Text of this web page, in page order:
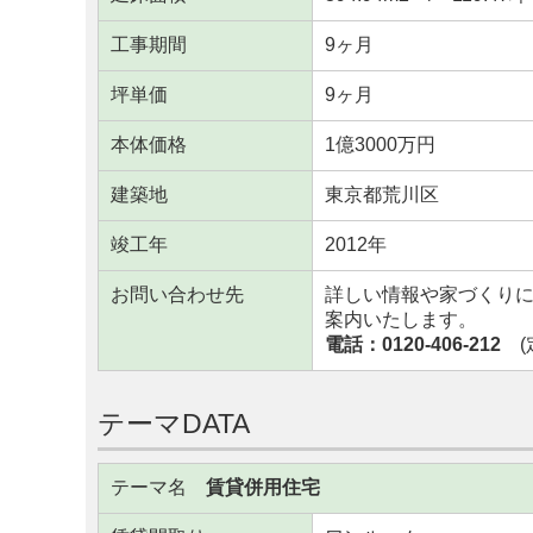
工事期間 9ヶ月
坪単価 9ヶ月
本体価格 1億3000万円
建築地 東京都荒川区
竣工年 2012年
お問い合わせ先
詳しい情報や家づくり
案内いたします。
電話：0120-406-212 (
テーマDATA
テーマ名 賃貸併用住宅